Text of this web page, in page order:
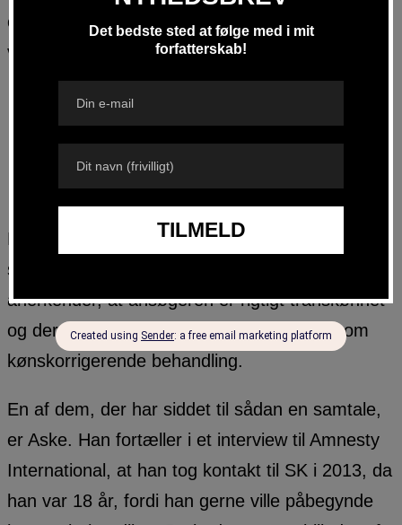
oplevede forventninger end på at træffe
velovervejede beslutninger.”
Kønsnormer har store
konsekvenser
Der er altså nogle kønsstereotype normer, der
skal opfyldes, før psykologerne på SK
anerkender, at ansøgeren er rigtigt transkønnet
og derefter godkender ansøgerens ønske om
kønskorrigerende behandling.
En af dem, der har siddet til sådan en samtale,
er Aske. Han fortæller i et interview til Amnesty
International, at han tog kontakt til SK i 2013, da
han var 18 år, fordi han gerne ville påbegynde